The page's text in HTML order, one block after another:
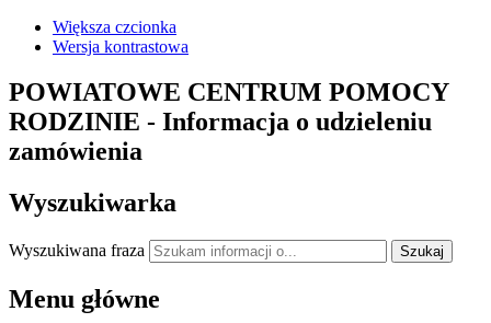
Większa czcionka
Wersja kontrastowa
POWIATOWE CENTRUM POMOCY
RODZINIE - Informacja o udzieleniu
zamówienia
Wyszukiwarka
Wyszukiwana fraza Szukaj
Menu główne